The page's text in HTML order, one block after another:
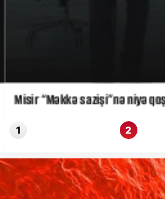
Misir “Məkkə sazişi”nə niyə
1 2